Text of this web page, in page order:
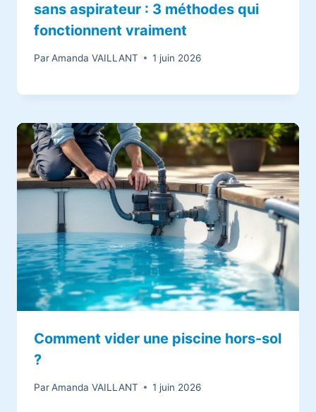
sans aspirateur : 3 méthodes qui
fonctionnent vraiment
Par Amanda VAILLANT 1 juin 2026
Comment vider une piscine hors-sol
?
Par Amanda VAILLANT 1 juin 2026